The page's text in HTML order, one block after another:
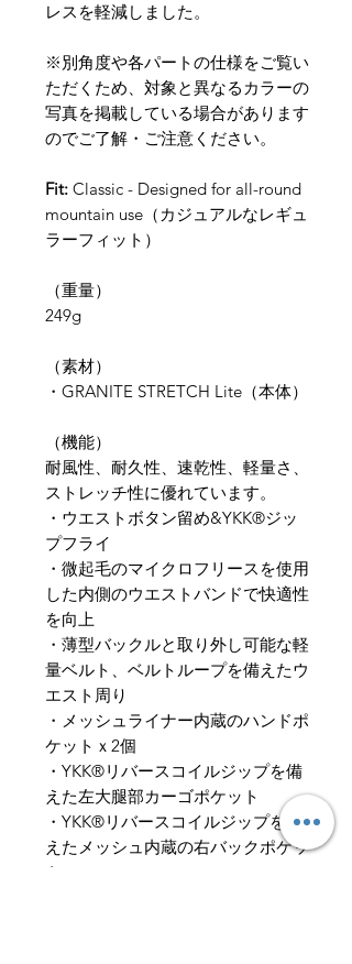
レスを軽減しました。
※別角度や各パートの仕様をご覧い
ただくため、対象と異なるカラーの
写真を掲載している場合があります
のでご了解・ご注意ください。
Fit: Classic - Designed for all-round
mountain use（カジュアルなレギュ
ラーフィット）
（重量）
249g
​（素材）
​・GRANITE STRETCH Lite（本体）
（​機能）
耐風性、耐久性、速乾性、軽量さ、
ストレッチ性に優れています。
・ウエストボタン留め&YKK®ジッ
プフライ
・微起毛のマイクロフリースを使用
した内側のウエストバンドで快適性
を向上
・薄型バックルと取り外し可能な軽
量ベルト、ベルトループを備えたウ
エスト周り
・メッシュライナー内蔵のハンドポ
ケットｘ2個
・YKK®リバースコイルジップを備
えた左大腿部カーゴポケット
・YKK®リバースコイルジップを備
えたメッシュ内蔵の右バックポケッ
ト